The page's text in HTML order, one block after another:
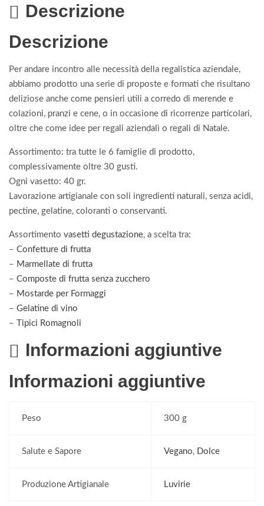
Descrizione
Descrizione
Per andare incontro alle necessità della regalistica aziendale,
abbiamo prodotto una serie di proposte e formati che risultano
deliziose anche come pensieri utili a corredo di merende e
colazioni, pranzi e cene, o in occasione di ricorrenze particolari,
oltre che come idee per regali aziendali o regali di Natale.
Assortimento: tra tutte le 6 famiglie di prodotto,
complessivamente oltre 30 gusti.
Ogni vasetto: 40 gr.
Lavorazione artigianale con soli ingredienti naturali, senza acidi,
pectine, gelatine, coloranti o conservanti.
Assortimento vasetti degustazione, a scelta tra:
– Confetture di frutta
– Marmellate di frutta
– Composte di frutta senza zucchero
– Mostarde per Formaggi
– Gelatine di vino
–
Tipici Romagnoli
Informazioni aggiuntive
Informazioni aggiuntive
Peso 300 g
Salute e Sapore Vegano, Dolce
Produzione Artigianale Luvirie